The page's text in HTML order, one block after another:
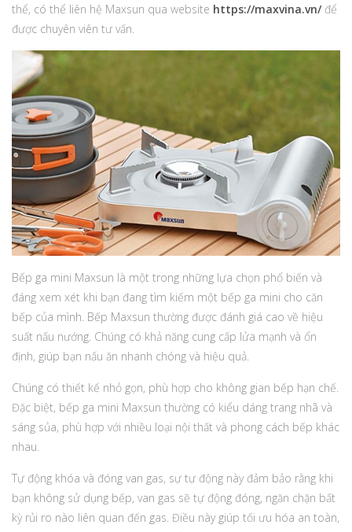
thể, có thể liên hệ Maxsun qua website https://maxvina.vn/để
được chuyên viên tư vấn.
Bếp ga mini Maxsun là một trong những lựa chọn phổ biến và
đáng xem xét khi bạn đang tìm kiếm một bếp ga mini cho căn
bếp của mình. Bếp Maxsun thường được đánh giá cao về hiệu
suất nấu nướng. Chúng có khả năng cung cấp lửa mạnh và ổn
định, giúp bạn nấu ăn nhanh chóng và hiệu quả.
Chúng có thiết kế nhỏ gọn, phù hợp cho không gian bếp hạn chế.
Đặc biệt, bếp ga mini Maxsun thường có kiểu dáng trang nhã và
sáng sủa, phù hợp với nhiều loại nội thất và phong cách bếp khác
nhau.
Tự động khóa và đóng van gas, sự tự động này đảm bảo rằng khi
bạn không sử dụng bếp, van gas sẽ tự động đóng, ngăn chặn bất
kỳ rủi ro nào liên quan đến gas. Điều này giúp tối ưu hóa an toàn,